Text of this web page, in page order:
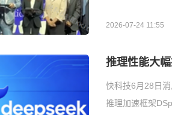
2026-07-24 11:55
推理性能大
快科技6月28日
推理加速框架